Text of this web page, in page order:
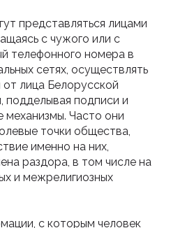
представляться лицами
с чужого или с
телефонного номера в
сетях, осуществлять
лица Белорусской
подделывая подписи и
механизмы. Часто они
точки общества,
именно на них,
раздора, в том числе на
и межрелигиозных
с которым человек